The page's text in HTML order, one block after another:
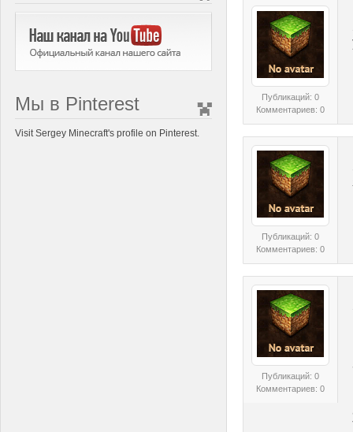
Мы в Pinterest
Visit Sergey Minecraft's profile on Pinterest.
Публикаций: 0
Комментариев: 0
Публикаций: 0
Комментариев: 0
Публикаций: 0
Комментариев: 0